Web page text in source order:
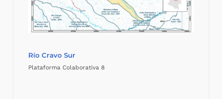
Río Cravo Sur
Plataforma Colaborativa 8